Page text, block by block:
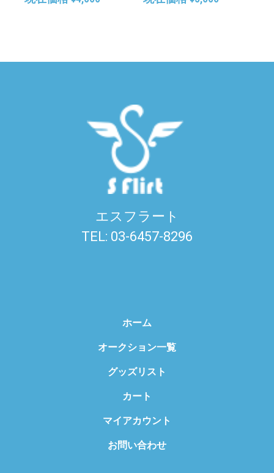
エスフラート
TEL: 03-6457-8296
ホーム
オークション一覧
グッズリスト
カート
マイアカウント
お問い合わせ